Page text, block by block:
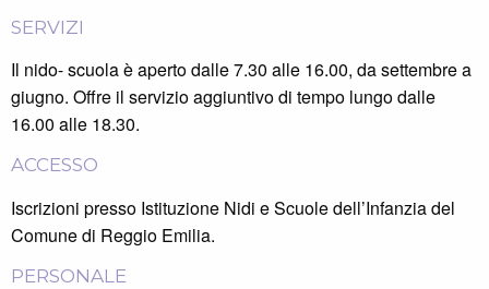
SERVIZI
Il nido- scuola è aperto dalle 7.30 alle 16.00, da settembre a
giugno. Offre il servizio aggiuntivo di tempo lungo dalle
16.00 alle 18.30.
ACCESSO
Iscrizioni presso Istituzione Nidi e Scuole dell’Infanzia del
Comune di Reggio Emilia.
PERSONALE